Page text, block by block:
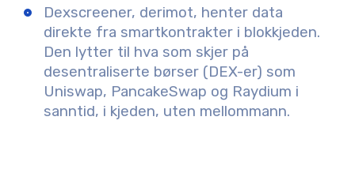
Dexscreener, derimot, henter data
direkte fra smartkontrakter i blokkjeden.
Den lytter til hva som skjer på
desentraliserte børser (DEX-er) som
Uniswap, PancakeSwap og Raydium i
sanntid, i kjeden, uten mellommann.